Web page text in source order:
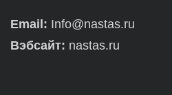
Email: Info@nastas.ru
Вэбсайт: nastas.ru